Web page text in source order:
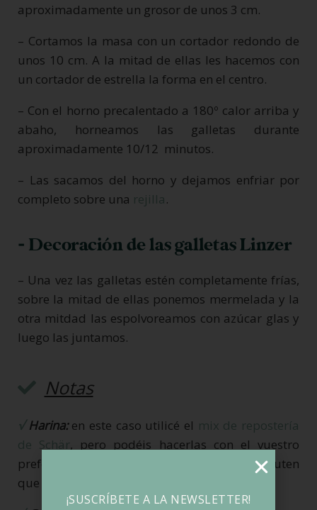
aproximadamente un grosor de unos 3 cm.
– Cortamos la masa con un cortador redondo de
unos 10 cm. A la mitad de ellas les hacemos con
un cortador de estrella la forma en el centro.
– Con el horno precalentado a 180º calor arriba y
abaho, horneamos las galletas durante
aproximadamente 10/12 minutos.
– Las sacamos del horno y dejamos enfriar por
completo sobre una rejilla.
- Decoración de las galletas Linzer
– Una vez las galletas estén completamente frías,
sobre la mitad de ellas ponemos mermelada y la
otra mitdad las espolvoreamos con azúcar glas y
luego las juntamos.
Notas
√Harina:en este caso utilicé el mix de repostería
de Schär, pero podéis hacerlas con el vuestro
preferido o la mezcla casera de harinas sin gluten
que más os guste.
¡SUSCRÍBETE A LA NEWSLETTER!